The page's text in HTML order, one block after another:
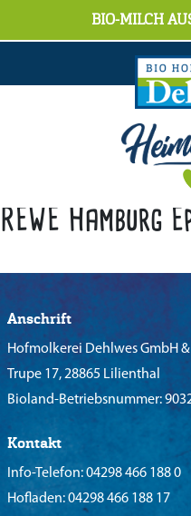
BIO-MILCH
REWE Hamburg
Anschrift
Hofmolkerei Dehlwes GmbH &
Trupe 17, 28865 Lilienthal
Bioland-Betriebsnummer:
Kontakt
Info-Telefon:04298 466 188 0
Hofladen:04298 466 188 17